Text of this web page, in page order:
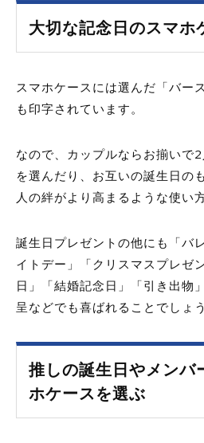
大切な記念日のスマホ
スマホケースには選んだ「バー
も印字されています。
なので、カップルならお揃いで2
を選んだり、お互いの誕生日の
人の絆がより高まるような使い
誕生日プレゼントの他にも「バ
イトデー」「クリスマスプレゼ
日」「結婚記念日」「引き出物
呈などでも喜ばれることでしょう
推しの誕生日やメンバ
ホケースを選ぶ